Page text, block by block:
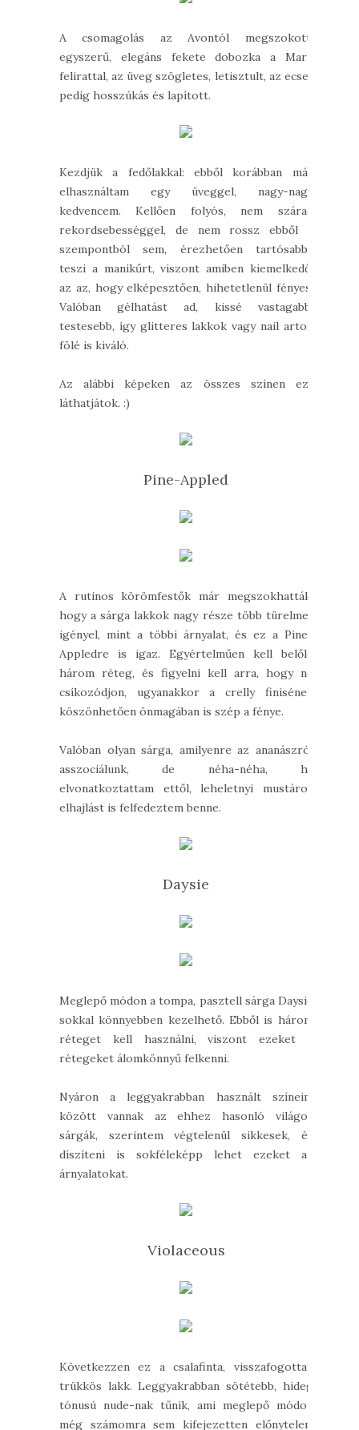
A csomagolás az Avontól megszokott:
egyszerű, elegáns fekete dobozka a Mark
felirattal, az üveg szögletes, letisztult, az ecset
pedig hosszúkás és lapított.
Kezdjük a fedőlakkal: ebből korábban már
elhasználtam egy üveggel, nagy-nagy
kedvencem. Kellően folyós, nem szárad
rekordsebességgel, de nem rossz ebből a
szempontból sem, érezhetően tartósabbá
teszi a manikűrt, viszont amiben kiemelkedő,
az az, hogy elképesztően, hihetetlenül fényes.
Valóban gélhatást ad, kissé vastagabb,
testesebb, így glitteres lakkok vagy nail artok
fölé is kiváló.
Az alábbi képeken az összes színen ezt
láthatjátok. :)
Pine-Appled
A rutinos körömfestők már megszokhatták,
hogy a sárga lakkok nagy része több türelmet
igényel, mint a többi árnyalat, és ez a Pine-
Appledre is igaz. Egyértelműen kell belőle
három réteg, és figyelni kell arra, hogy ne
csíkozódjon, ugyanakkor a crelly finisének
köszönhetően önmagában is szép a fénye.
Valóban olyan sárga, amilyenre az ananászról
asszociálunk, de néha-néha, ha
elvonatkoztattam ettől, leheletnyi mustáros
elhajlást is felfedeztem benne.
Daysie
Meglepő módon a tompa, pasztell sárga Daysie
sokkal könnyebben kezelhető. Ebből is három
réteget kell használni, viszont ezeket a
rétegeket álomkönnyű felkenni.
Nyáron a leggyakrabban használt színeim
között vannak az ehhez hasonló világos
sárgák, szerintem végtelenül sikkesek, és
díszíteni is sokféleképp lehet ezeket az
árnyalatokat.
Violaceous
Következzen ez a csalafinta, visszafogottan
trükkös lakk. Leggyakrabban sötétebb, hideg
tónusú nude-nak tűnik, ami meglepő módon
még számomra sem kifejezetten előnytelen,